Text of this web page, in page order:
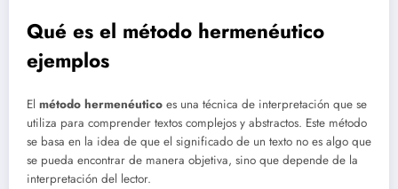
Qué es el método hermenéutico
ejemplos
El método hermenéutico es una técnica de interpretación que se
utiliza para comprender textos complejos y abstractos. Este método
se basa en la idea de que el significado de un texto no es algo que
se pueda encontrar de manera objetiva, sino que depende de la
interpretación del lector.